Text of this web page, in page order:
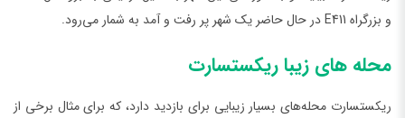
و بزرگراه E411 در حال حاضر یک شهر پر رفت و آمد به شمار می‌رود.
محله‌ های زیبا ریکستسارت
ریکستسارت محله‌های بسیار زیبایی برای بازدید دارد، که برای مثال برخی از